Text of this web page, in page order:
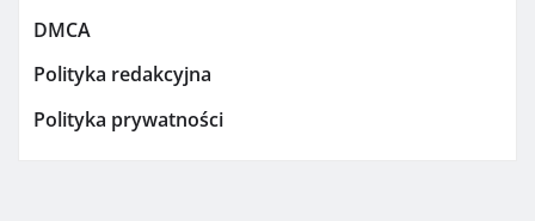
DMCA
Polityka redakcyjna
Polityka prywatności